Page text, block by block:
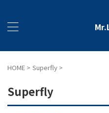
HOME > Superfly >
Superfly